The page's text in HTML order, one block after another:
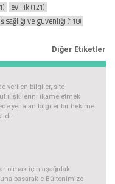
evlilik(121)
iş sağlığı ve güvenliği(118)
Diğer Etiketler
verilen bilgiler, site
ilişkilerini ikame etmek
yer alan bilgiler bir hekime
olmak için aşağıdaki
basarak e-Bültenimize